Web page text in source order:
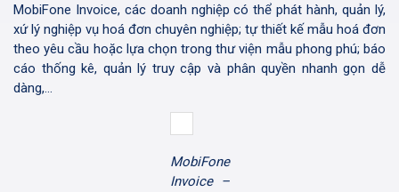
MobiFone Invoice, các doanh nghiệp có thể phát hành, quản lý,
xứ lý nghiệp vụ hoá đơn chuyên nghiệp; tự thiết kế mẫu hoá đơn
theo yêu cầu hoặc lựa chọn trong thư viện mẫu phong phú; báo
cáo thống kê, quản lý truy cập và phân quyền nhanh gọn dễ
dàng,…
MobiFone
Invoice –